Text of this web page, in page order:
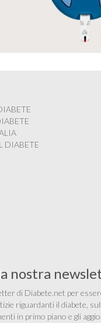
DIABETE
nostra
di Diabete.net per
riguardanti il diabete,
in primo piano e gli